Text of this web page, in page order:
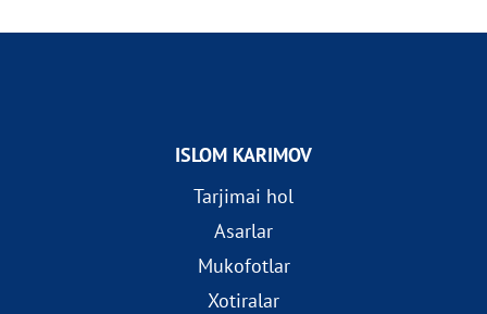
ISLOM KARIMOV
Tarjimai hol
Asarlar
Mukofotlar
Xotiralar